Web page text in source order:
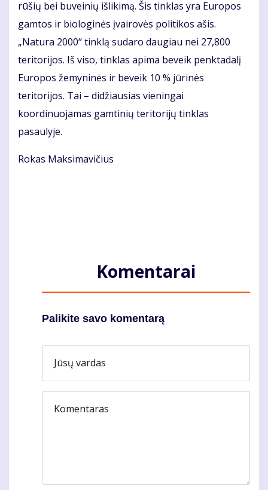
rūšių bei buveinių išlikimą. Šis tinklas yra Europos
gamtos ir biologinės įvairovės politikos ašis.
„Natura 2000“ tinklą sudaro daugiau nei 27,800
teritorijos. Iš viso, tinklas apima beveik penktadalį
Europos žemyninės ir beveik 10 % jūrinės
teritorijos. Tai – didžiausias vieningai
koordinuojamas gamtinių teritorijų tinklas
pasaulyje.
Rokas Maksimavičius
Komentarai
Palikite savo komentarą
Jūsų vardas
Komentaras